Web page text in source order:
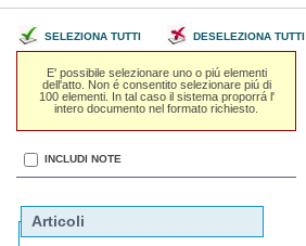
SELEZIONA TUTTI DESELEZIONA TUTTI
E' possibile selezionare uno o piú elementi
dell'atto. Non é consentito selezionare piú di
100 elementi. In tal caso il sistema proporrá l'
intero documento nel formato richiesto.
INCLUDI NOTE
Articoli